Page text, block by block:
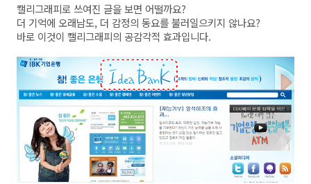
캘리그래피로 쓰여진 글을 보면 어떨까요?
더 기억에 오래남도, 더 감정의 동요를 불러일으키지 않나요?
바로 이것이 캘리그래피의 공감각적 효과입니다.